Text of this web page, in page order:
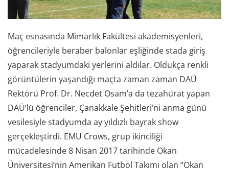
Maç esnasında Mimarlık Fakültesi akademisyenleri,
öğrencileriyle beraber balonlar eşliğinde stada giriş
yaparak stadyumdaki yerlerini aldılar. Oldukça renkli
görüntülerin yaşandığı maçta zaman zaman DAÜ
Rektörü Prof. Dr. Necdet Osam’a da tezahürat yapan
DAÜ’lü öğrenciler, Çanakkale Şehitleri’ni anma günü
vesilesiyle stadyumda ay yıldızlı bayrak show
gerçekleştirdi. EMU Crows, grup ikinciliği
mücadelesinde 8 Nisan 2017 tarihinde Okan
Üniversitesi’nin Amerikan Futbol Takımı olan “Okan